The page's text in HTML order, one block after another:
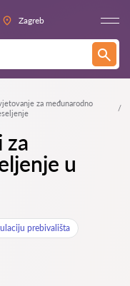
Zagreb
za međunarodno
za
u
prebivališta